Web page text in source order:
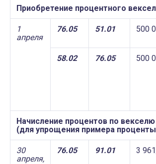
Приобретение процентного
1
апреля
76.05 51.01 500
58.02 76.05 500
Начисление процентов по
(для упрощения примера
30
апреля,
76.05 91.01 3